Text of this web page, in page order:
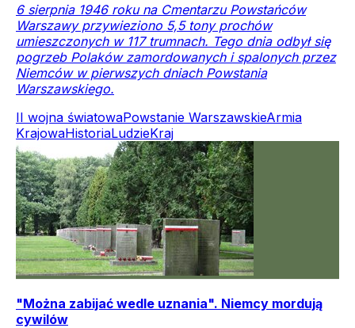
6 sierpnia 1946 roku na Cmentarzu Powstańców
Warszawy przywieziono 5,5 tony prochów
umieszczonych w 117 trumnach. Tego dnia odbył się
pogrzeb Polaków zamordowanych i spalonych przez
Niemców w pierwszych dniach Powstania
Warszawskiego.
II wojna światowaPowstanie WarszawskieArmia
KrajowaHistoriaLudzieKraj
"Można zabijać wedle uznania". Niemcy mordują
cywilów